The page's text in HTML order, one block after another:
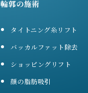
輪郭の施術
タイトニング糸リフト
バッカルファット除去
ショッピングリフト
顔の脂肪吸引